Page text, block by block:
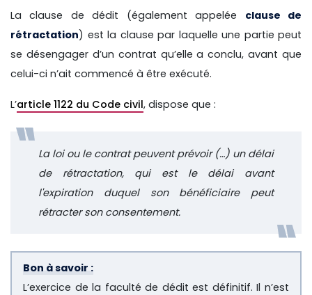
La clause de dédit (également appelée clause de
rétractation) est la clause par laquelle une partie peut
se désengager d’un contrat qu’elle a conclu, avant que
celui-ci n’ait commencé à être exécuté.
L’article 1122 du Code civil, dispose que :
La loi ou le contrat peuvent prévoir (…) un délai
de rétractation, qui est le délai avant
l'expiration duquel son bénéficiaire peut
rétracter son consentement.
Bon à savoir :
L’exercice de la faculté de dédit est définitif. Il n’est